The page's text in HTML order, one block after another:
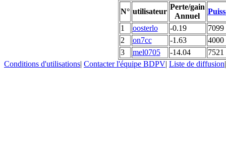
N° utilisateur
Perte/gain
Annuel
1
oosterlo -0.19
7099
2
on7cc -1.63
4000
3
mel0705 -14.04
7521
Conditions d'utilisations| Contacter l'équipe BDPV| Liste de diffusion